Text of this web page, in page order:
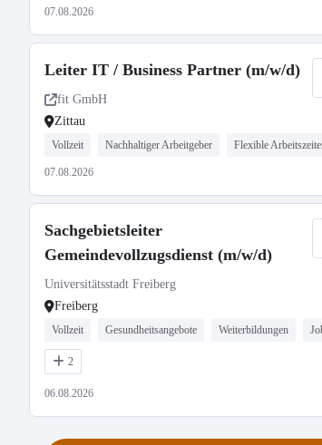
07.08.2026
Leiter IT / Business Partner (m/w/d)
fit GmbH
Zittau
Vollzeit Nachhaltiger Arbeitgeber Flexible
07.08.2026
Sachgebietsleiter
Gemeindevollzugsdienst (m/w/d)
Universitätsstadt Freiberg
Freiberg
Vollzeit Gesundheitsangebote Weiterbildungen
2
06.08.2026